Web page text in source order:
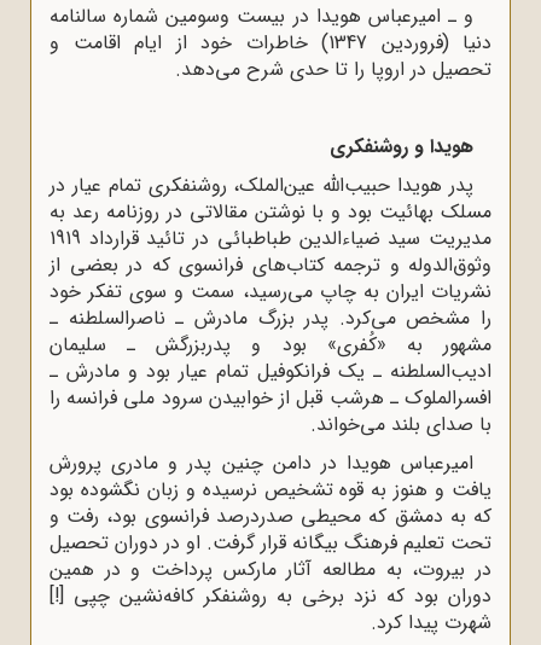
و ـ امیرعباس هویدا در بیست وسومین شماره سالنامه
دنیا (فروردین 1347) خاطرات خود از ایام اقامت و
تحصیل در اروپا را تا حدى شرح مى‌دهد.
هویدا و روشنفکرى
پدر هویدا حبیب‌الله عین‌الملک، روشنفکرى تمام عیار در
مسلک بهائیت بود و با نوشتن مقالاتى در روزنامه رعد به
مدیریت سید ضیاءالدین طباطبائى در تائید قرارداد 1919
وثوق‌الدوله و ترجمه کتاب‌هاى فرانسوى که در بعضى از
نشریات ایران به چاپ مى‌رسید، سمت و سوى تفکر خود
را مشخص مى‌کرد. پدر بزرگ مادرش ـ ناصرالسلطنه ـ
مشهور به «کُفرى» بود و پدربزرگش ـ سلیمان
ادیب‌السلطنه ـ یک فرانکوفیل تمام عیار بود و مادرش ـ
افسرالملوک ـ هرشب قبل از خوابیدن سرود ملى فرانسه را
با صداى بلند مى‌خواند.
امیرعباس هویدا در دامن چنین پدر و مادرى پرورش
یافت و هنوز به قوه تشخیص نرسیده و زبان نگشوده بود
که به دمشق که محیطى صدردرصد فرانسوى بود، رفت و
تحت تعلیم فرهنگ بیگانه قرار گرفت. او در دوران تحصیل
در بیروت، به مطالعه آثار مارکس پرداخت و در همین
دوران بود که نزد برخى به روشنفکر کافه‌نشین چپى [!]
شهرت پیدا کرد.